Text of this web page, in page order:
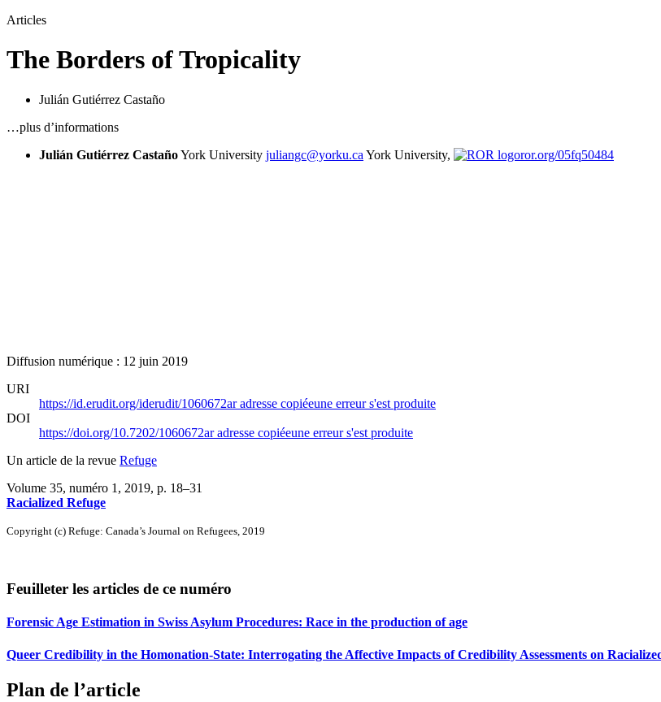
Articles
The Borders of Tropicality
Julián Gutiérrez Castaño
…plus d’informations
Julián Gutiérrez CastañoYork University juliangc@yorku.ca York University, ror.org/05fq50484
Diffusion numérique : 12 juin 2019
URI
https://id.erudit.org/iderudit/1060672aradresse copiéeune erreur s'est produite
DOI
https://doi.org/10.7202/1060672aradresse copiéeune erreur s'est produite
Un article de la revue Refuge
Volume 35, numéro 1, 2019, p. 18–31
Racialized Refuge
Copyright (c) Refuge: Canada’s Journal on Refugees, 2019
Feuilleter les articles de ce numéro
Forensic Age Estimation in Swiss Asylum Procedures: Race in the production of age
Queer Credibility in the Homonation-State: Interrogating the Affective Impacts of Credibility Assessments on
Plan de l’article